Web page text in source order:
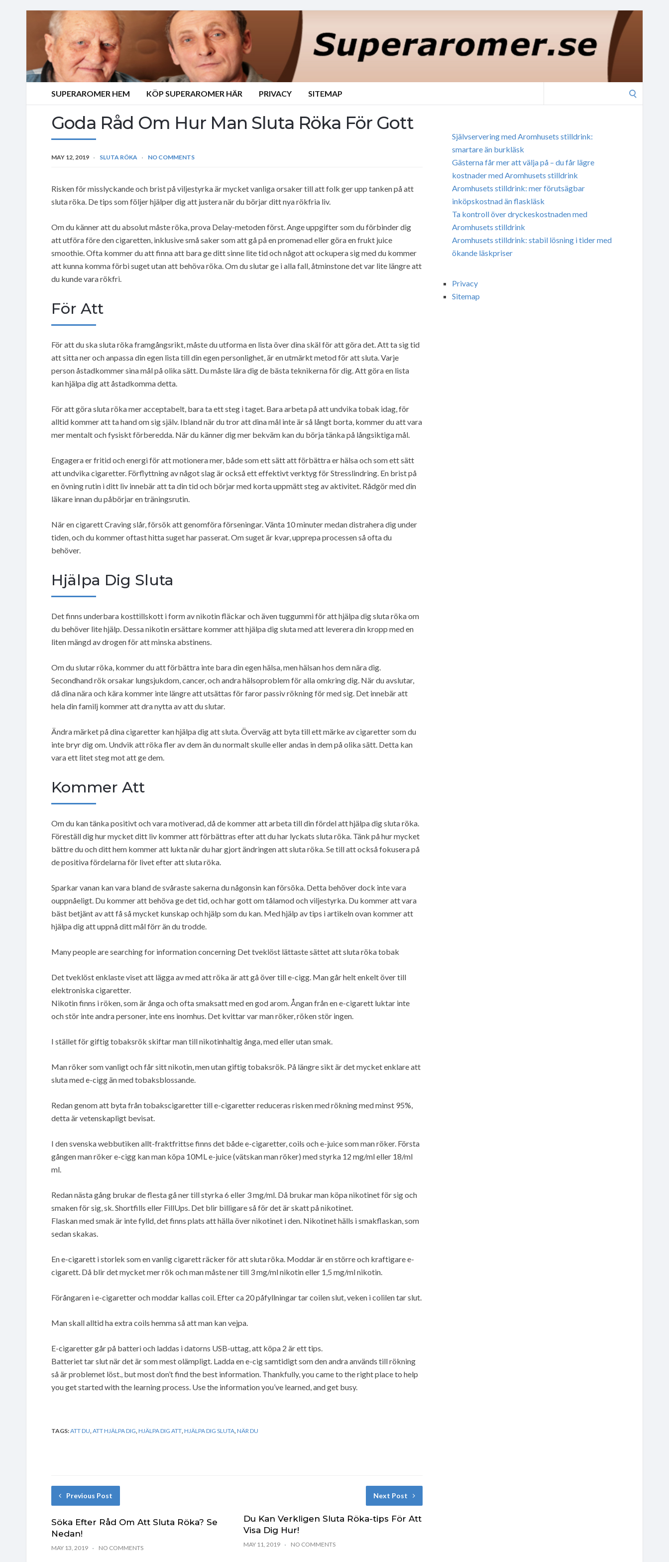
SUPERAROMER HEM KÖP SUPERAROMER HÄR PRIVACY SITEMAP
Goda Råd Om Hur Man Sluta Röka För Gott
MAY 12, 2019 SLUTA RÖKA NO COMMENTS
Risken för misslyckande och brist på viljestyrka är mycket vanliga orsaker till att folk ger upp tanken på att
sluta röka. De tips som följer hjälper dig att justera när du börjar ditt nya rökfria liv.
Om du känner att du absolut måste röka, prova Delay-metoden först. Ange uppgifter som du förbinder dig
att utföra före den cigaretten, inklusive små saker som att gå på en promenad eller göra en frukt juice
smoothie. Ofta kommer du att finna att bara ge ditt sinne lite tid och något att ockupera sig med du kommer
att kunna komma förbi suget utan att behöva röka. Om du slutar ge i alla fall, åtminstone det var lite längre att
du kunde vara rökfri.
För Att
För att du ska sluta röka framgångsrikt, måste du utforma en lista över dina skäl för att göra det. Att ta sig tid
att sitta ner och anpassa din egen lista till din egen personlighet, är en utmärkt metod för att sluta. Varje
person åstadkommer sina mål på olika sätt. Du måste lära dig de bästa teknikerna för dig. Att göra en lista
kan hjälpa dig att åstadkomma detta.
För att göra sluta röka mer acceptabelt, bara ta ett steg i taget. Bara arbeta på att undvika tobak idag, för
alltid kommer att ta hand om sig själv. Ibland när du tror att dina mål inte är så långt borta, kommer du att vara
mer mentalt och fysiskt förberedda. När du känner dig mer bekväm kan du börja tänka på långsiktiga mål.
Engagera er fritid och energi för att motionera mer, både som ett sätt att förbättra er hälsa och som ett sätt
att undvika cigaretter. Förflyttning av något slag är också ett effektivt verktyg för Stresslindring. En brist på
en övning rutin i ditt liv innebär att ta din tid och börjar med korta uppmätt steg av aktivitet. Rådgör med din
läkare innan du påbörjar en träningsrutin.
När en cigarett Craving slår, försök att genomföra förseningar. Vänta 10 minuter medan distrahera dig under
tiden, och du kommer oftast hitta suget har passerat. Om suget är kvar, upprepa processen så ofta du
behöver.
Hjälpa Dig Sluta
Det finns underbara kosttillskott i form av nikotin fläckar och även tuggummi för att hjälpa dig sluta röka om
du behöver lite hjälp. Dessa nikotin ersättare kommer att hjälpa dig sluta med att leverera din kropp med en
liten mängd av drogen för att minska abstinens.
Om du slutar röka, kommer du att förbättra inte bara din egen hälsa, men hälsan hos dem nära dig.
Secondhand rök orsakar lungsjukdom, cancer, och andra hälsoproblem för alla omkring dig. När du avslutar,
då dina nära och kära kommer inte längre att utsättas för faror passiv rökning för med sig. Det innebär att
hela din familj kommer att dra nytta av att du slutar.
Ändra märket på dina cigaretter kan hjälpa dig att sluta. Överväg att byta till ett märke av cigaretter som du
inte bryr dig om. Undvik att röka fler av dem än du normalt skulle eller andas in dem på olika sätt. Detta kan
vara ett litet steg mot att ge dem.
Kommer Att
Om du kan tänka positivt och vara motiverad, då de kommer att arbeta till din fördel att hjälpa dig sluta röka.
Föreställ dig hur mycket ditt liv kommer att förbättras efter att du har lyckats sluta röka. Tänk på hur mycket
bättre du och ditt hem kommer att lukta när du har gjort ändringen att sluta röka. Se till att också fokusera på
de positiva fördelarna för livet efter att sluta röka.
Sparkar vanan kan vara bland de svåraste sakerna du någonsin kan försöka. Detta behöver dock inte vara
ouppnåeligt. Du kommer att behöva ge det tid, och har gott om tålamod och viljestyrka. Du kommer att vara
bäst betjänt av att få så mycket kunskap och hjälp som du kan. Med hjälp av tips i artikeln ovan kommer att
hjälpa dig att uppnå ditt mål förr än du trodde.
Many people are searching for information concerning Det tveklöst lättaste sättet att sluta röka tobak
Det tveklöst enklaste viset att lägga av med att röka är att gå över till e-cigg. Man går helt enkelt över till
elektroniska cigaretter.
Nikotin finns i röken, som är ånga och ofta smaksatt med en god arom. Ångan från en e-cigarett luktar inte
och stör inte andra personer, inte ens inomhus. Det kvittar var man röker, röken stör ingen.
I stället för giftig tobaksrök skiftar man till nikotinhaltig ånga, med eller utan smak.
Man röker som vanligt och får sitt nikotin, men utan giftig tobaksrök. På längre sikt är det mycket enklare att
sluta med e-cigg än med tobaksblossande.
Redan genom att byta från tobakscigaretter till e-cigaretter reduceras risken med rökning med minst 95%,
detta är vetenskapligt bevisat.
I den svenska webbutiken allt-fraktfrittse finns det både e-cigaretter, coils och e-juice som man röker. Första
gången man röker e-cigg kan man köpa 10ML e-juice (vätskan man röker) med styrka 12 mg/ml eller 18/ml
ml.
Redan nästa gång brukar de flesta gå ner till styrka 6 eller 3 mg/ml. Då brukar man köpa nikotinet för sig och
smaken för sig, sk. Shortfills eller FillUps. Det blir billigare så för det är skatt på nikotinet.
Flaskan med smak är inte fylld, det finns plats att hälla över nikotinet i den. Nikotinet hälls i smakflaskan, som
sedan skakas.
En e-cigarett i storlek som en vanlig cigarett räcker för att sluta röka. Moddar är en större och kraftigare e-
cigarett. Då blir det mycket mer rök och man måste ner till 3 mg/ml nikotin eller 1,5 mg/ml nikotin.
Förångaren i e-cigaretter och moddar kallas coil. Efter ca 20 påfyllningar tar coilen slut, veken i colilen tar slut.
Man skall alltid ha extra coils hemma så att man kan vejpa.
E-cigaretter går på batteri och laddas i datorns USB-uttag, att köpa 2 är ett tips.
Batteriet tar slut när det är som mest olämpligt. Ladda en e-cig samtidigt som den andra används till rökning
så är problemet löst., but most don’t find the best information. Thankfully, you came to the right place to help
you get started with the learning process. Use the information you’ve learned, and get busy.
TAGS:ATT DU ATT HJÄLPA DIG HJÄLPA DIG ATT HJÄLPA DIG SLUTA NÄR DU
Previous Post
Söka Efter Råd Om Att Sluta Röka? Se
Nedan!
MAY 13, 2019 NO COMMENTS
Next Post
Du Kan Verkligen Sluta Röka-tips För Att
Visa Dig Hur!
MAY 11, 2019 NO COMMENTS
Självservering med Aromhusets stilldrink:
smartare än burkläsk
Gästerna får mer att välja på – du får lägre
kostnader med Aromhusets stilldrink
Aromhusets stilldrink: mer förutsägbar
inköpskostnad än flaskläsk
Ta kontroll över dryckeskostnaden med
Aromhusets stilldrink
Aromhusets stilldrink: stabil lösning i tider med
ökande läskpriser
Privacy
Sitemap